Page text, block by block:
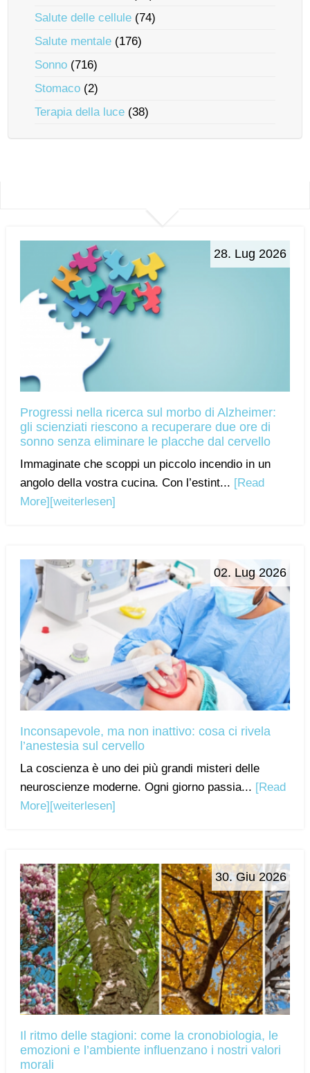
Salute delle cellule (74)
Salute mentale (176)
Sonno (716)
Stomaco (2)
Terapia della luce (38)
28. Lug 2026
Progressi nella ricerca sul morbo di Alzheimer:
gli scienziati riescono a recuperare due ore di
sonno senza eliminare le placche dal cervello
Immaginate che scoppi un piccolo incendio in un
angolo della vostra cucina. Con l’estint... [Read
More] [weiterlesen]
02. Lug 2026
Inconsapevole, ma non inattivo: cosa ci rivela
l’anestesia sul cervello
La coscienza è uno dei più grandi misteri delle
neuroscienze moderne. Ogni giorno passia... [Read
More] [weiterlesen]
30. Giu 2026
Il ritmo delle stagioni: come la cronobiologia, le
emozioni e l’ambiente influenzano i nostri valori
morali